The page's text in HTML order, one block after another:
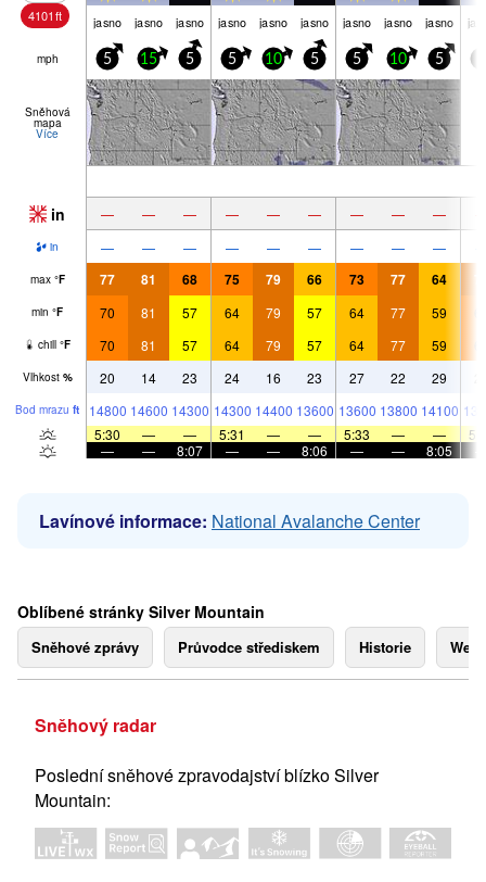
4101ft jasno jasno jasno jasno jasno jasno jasno jasno jasno
mph 5 15 5 5 10 5 5 10 5
Sněhová
mapa
Více
in — — — — — — — — —
in — — — — — — — — —
max °F 77 81 68 75 79 66 73 77 64
min °F 70 81 57 64 79 57 64 77 59
chill °F 70 81 57 64 79 57 64 77 59
Vlhkost % 20 14 23 24 16 23 27 22 29
Bod mrazu ft 14800 14600 14300 14300 14400 13600 13600 13800 14100
5:30
— — 5:31 — — 5:33 — —
—
— 8:07 — — 8:06 — — 8:05
Lavínové informace: National Avalanche Center
Oblíbené stránky Silver Mountain
Sněhové zprávy Průvodce střediskem Historie
Sněhový radar
Poslední sněhové zpravodajství blízko Silver
Mountain: